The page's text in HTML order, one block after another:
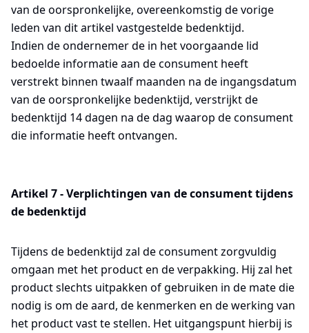
van de oorspronkelijke, overeenkomstig de vorige
leden van dit artikel vastgestelde bedenktijd.
Indien de ondernemer de in het voorgaande lid
bedoelde informatie aan de consument heeft
verstrekt binnen twaalf maanden na de ingangsdatum
van de oorspronkelijke bedenktijd, verstrijkt de
bedenktijd 14 dagen na de dag waarop de consument
die informatie heeft ontvangen.
Artikel 7 - Verplichtingen van de consument tijdens
de bedenktijd
Tijdens de bedenktijd zal de consument zorgvuldig
omgaan met het product en de verpakking. Hij zal het
product slechts uitpakken of gebruiken in de mate die
nodig is om de aard, de kenmerken en de werking van
het product vast te stellen. Het uitgangspunt hierbij is